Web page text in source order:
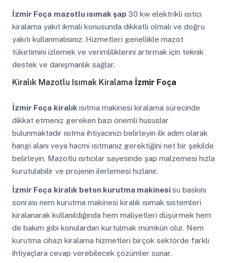
İzmir Foça mazotlu ısımak şap 30 kw elektrikli ısıtıcı
kiralama yakıt ikmali konusunda dikkatli olmalı ve doğru
yakıtı kullanmalısınız. Hizmetleri genellikle mazot
tüketimini izlemek ve verimliliklerini artırmak için teknik
destek ve danışmanlık sağlar.
Kiralık Mazotlu Isımak Kiralama İzmir Foça
İzmir Foça kiralık ısıtma makinesi kiralama sürecinde
dikkat etmeniz gereken bazı önemli hususlar
bulunmaktadır ısıtma ihtiyacınızı belirleyin ilk adım olarak
hangi alanı veya hacmi ısıtmanız gerektiğini net bir şekilde
belirleyin. Mazotlu ısıtıcılar sayesinde şap malzemesi hızla
kurutulabilir ve projenin ilerlemesi hızlanır.
İzmir Foça kiralık beton kurutma makinesisu baskını
sonrası nem kurutma makinesi kiralık ısımak sistemleri
kiralanarak kullanıldığında hem maliyetleri düşürmek hem
de bakım gibi konulardan kurtulmak mümkün olur. Nem
kurutma cihazı kiralama hizmetleri birçok sektörde farklı
ihtiyaçlara cevap verebilecek çözümler sunar.